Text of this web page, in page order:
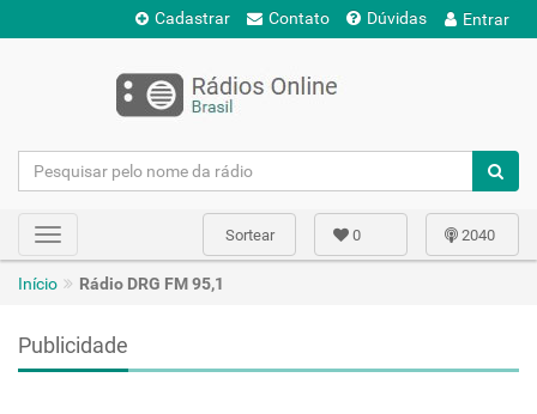
Cadastrar Contato Dúvidas Entrar
Toggle
navigation
2040
0
Sortear
Início Rádio DRG FM 95,1
Publicidade